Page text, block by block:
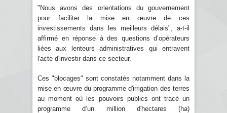
"Nous avons des orientations du gouvernement
pour faciliter la mise en œuvre de ces
investissements dans les meilleurs délais", a-t-il
affirmé en réponse à des questions d’opérateurs
liées aux lenteurs administratives qui entravent
l'acte d'investir dans ce secteur.
Ces "blocages" sont constatés notamment dans la
mise en œuvre du programme d'irrigation des terres
au moment où les pouvoirs publics ont tracé un
programme d’un million d'hectares (ha)